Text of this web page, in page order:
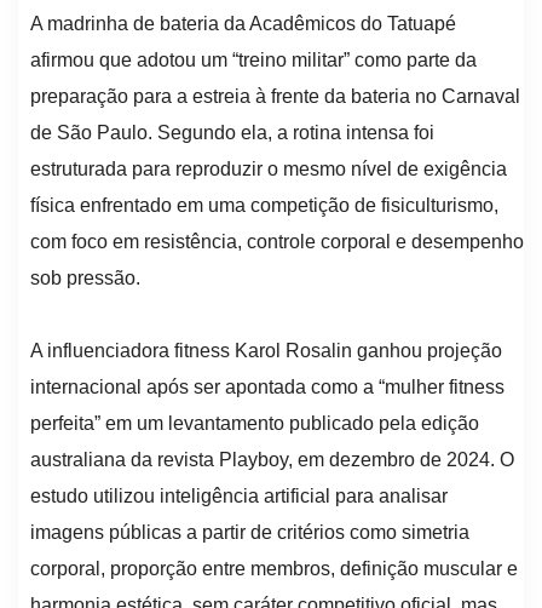
A madrinha de bateria da Acadêmicos do Tatuapé
afirmou que adotou um “treino militar” como parte da
preparação para a estreia à frente da bateria no Carnaval
de São Paulo. Segundo ela, a rotina intensa foi
estruturada para reproduzir o mesmo nível de exigência
física enfrentado em uma competição de fisiculturismo,
com foco em resistência, controle corporal e desempenho
sob pressão.
A influenciadora fitness Karol Rosalin ganhou projeção
internacional após ser apontada como a “mulher fitness
perfeita” em um levantamento publicado pela edição
australiana da revista Playboy, em dezembro de 2024. O
estudo utilizou inteligência artificial para analisar
imagens públicas a partir de critérios como simetria
corporal, proporção entre membros, definição muscular e